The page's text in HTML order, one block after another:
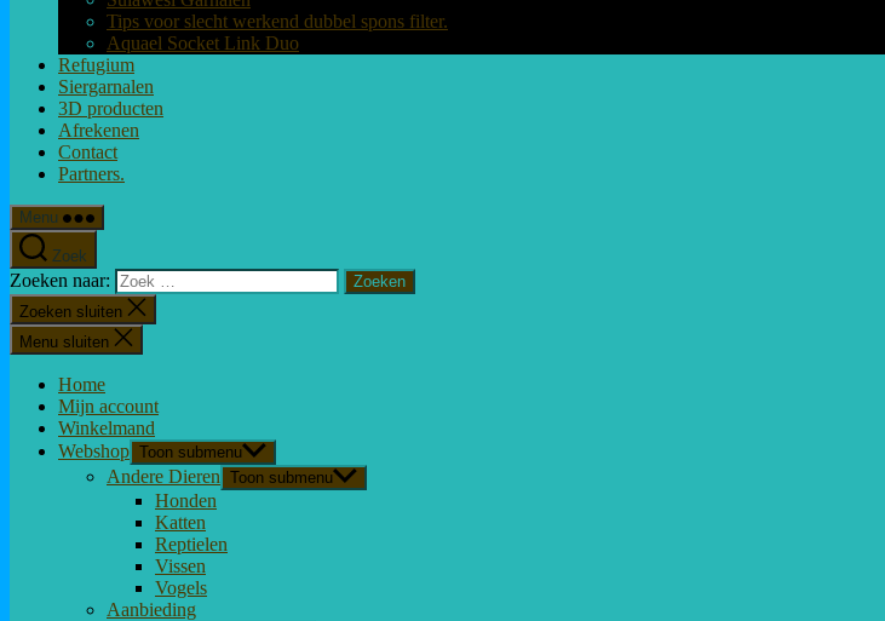
Tips voor slecht werkend dubbel spons filter.
Aquael Socket Link Duo
Refugium
Siergarnalen
3D producten
Afrekenen
Contact
Partners.
Menu
Zoek
Zoeken naar:
Zoeken sluiten
Menu sluiten
Home
Mijn account
Winkelmand
Webshop Toon submenu
Andere Dieren Toon submenu
Honden
Katten
Reptielen
Vissen
Vogels
Aanbieding